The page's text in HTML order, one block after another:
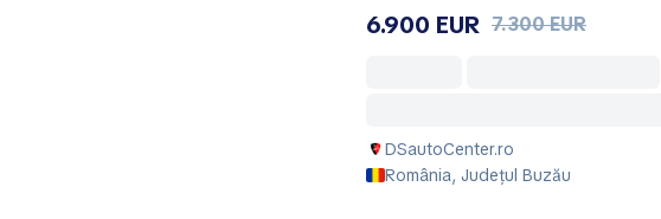
6.900 EUR 7.300 EUR
DSautoCenter.ro
România, Județul Buzău